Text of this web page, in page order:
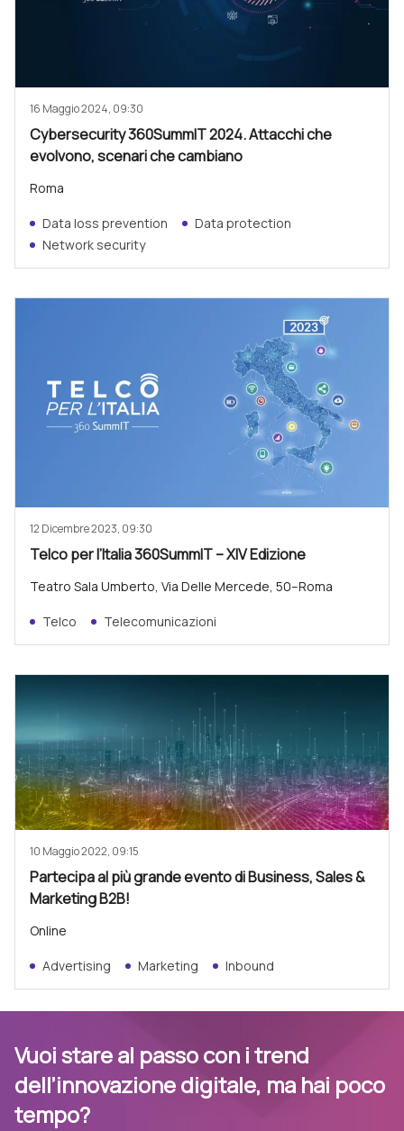
16 Maggio 2024, 09:30
Cybersecurity 360SummIT 2024. Attacchi che
evolvono, scenari che cambiano
Roma
Data loss prevention
Data protection
Network security
12 Dicembre 2023, 09:30
Telco per l’Italia 360SummIT – XIV Edizione
Teatro Sala Umberto, Via Delle Mercede, 50–Roma
Telco Telecomunicazioni
10 Maggio 2022, 09:15
Partecipa al più grande evento di Business, Sales &
Marketing B2B!
Online
Advertising Marketing Inbound
Vuoi stare al passo con i trend
dell’innovazione digitale, ma hai poco
tempo?